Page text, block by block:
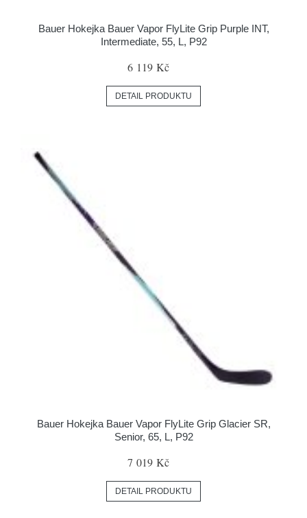
Bauer Hokejka Bauer Vapor FlyLite Grip Purple INT,
Intermediate, 55, L, P92
6 119 Kč
DETAIL PRODUKTU
Bauer Hokejka Bauer Vapor FlyLite Grip Glacier SR,
Senior, 65, L, P92
7 019 Kč
DETAIL PRODUKTU